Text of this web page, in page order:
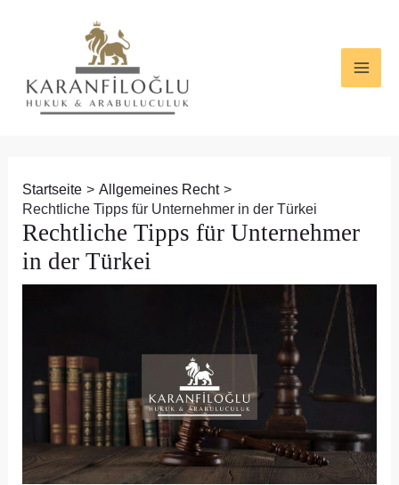
Startseite
Allgemeines Recht
Rechtliche Tipps für Unternehmer in der Türkei
Rechtliche Tipps für Unternehmer
in der Türkei